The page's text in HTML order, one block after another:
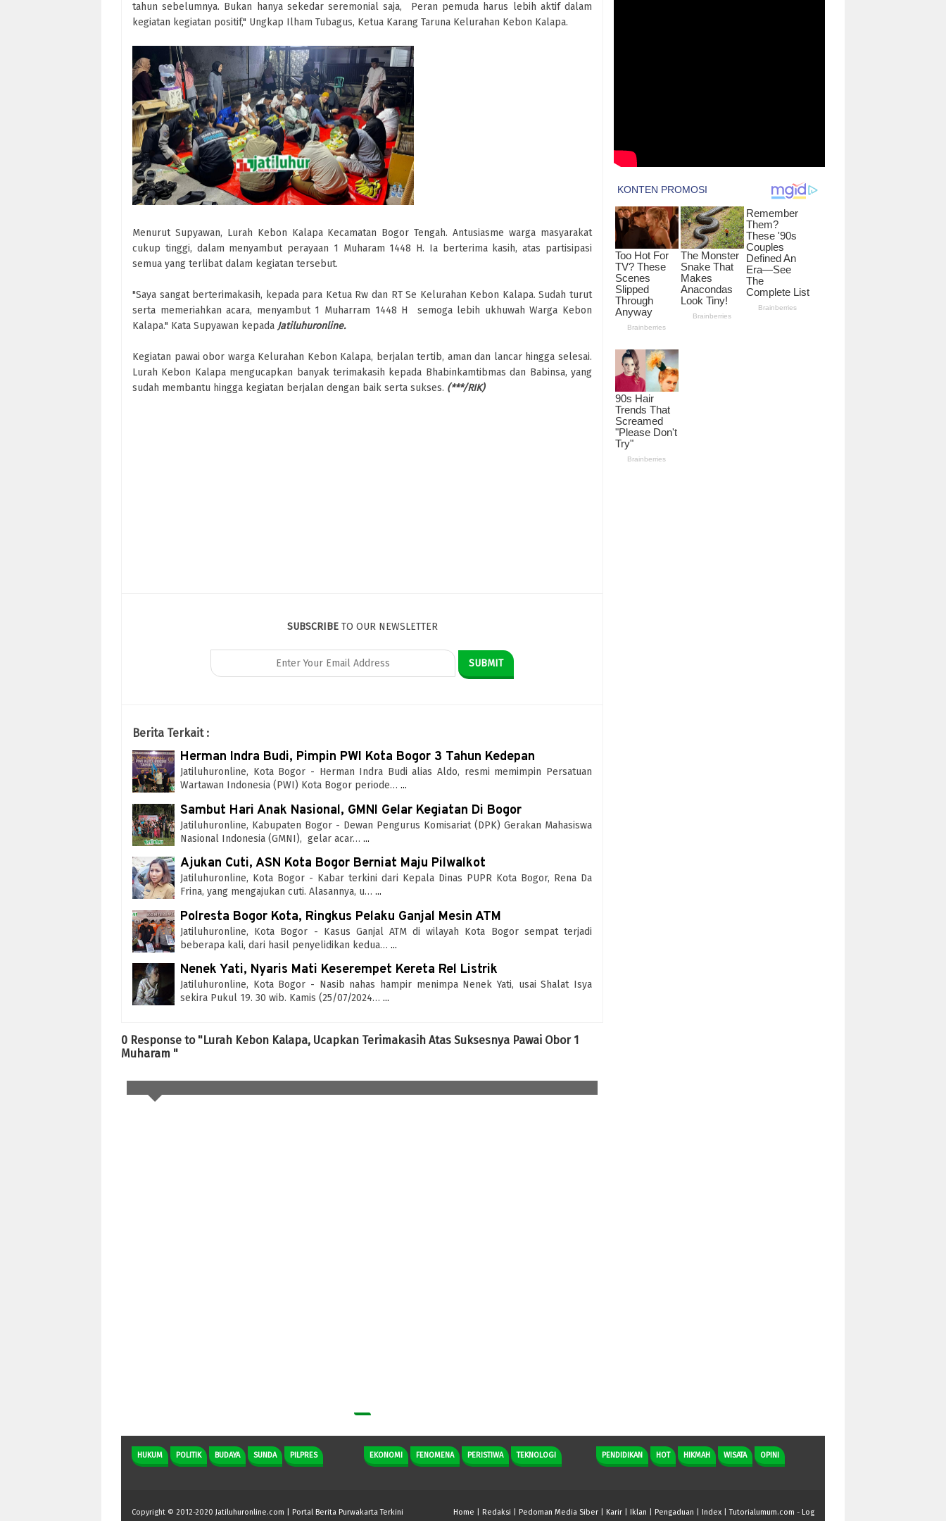
tahun sebelumnya. Bukan hanya sekedar seremonial saja, Peran pemuda harus lebih aktif dalam
kegiatan kegiatan positif," Ungkap Ilham Tubagus, Ketua Karang Taruna Kelurahan Kebon Kalapa.
Menurut Supyawan, Lurah Kebon Kalapa Kecamatan Bogor Tengah. Antusiasme warga masyarakat
cukup tinggi, dalam menyambut perayaan 1 Muharam 1448 H. Ia berterima kasih, atas partisipasi
semua yang terlibat dalam kegiatan tersebut.
"Saya sangat berterimakasih, kepada para Ketua Rw dan RT Se Kelurahan Kebon Kalapa. Sudah turut
serta memeriahkan acara, menyambut 1 Muharram 1448 H semoga lebih ukhuwah Warga Kebon
Kalapa." Kata Supyawan kepada Jatiluhuronline.
Kegiatan pawai obor warga Kelurahan Kebon Kalapa, berjalan tertib, aman dan lancar hingga selesai.
Lurah Kebon Kalapa mengucapkan banyak terimakasih kepada Bhabinkamtibmas dan Babinsa, yang
sudah membantu hingga kegiatan berjalan dengan baik serta sukses. (***/RIK)
SUBSCRIBETO OUR NEWSLETTER
Berita Terkait :
Herman Indra Budi, Pimpin PWI Kota Bogor 3 Tahun Kedepan
Jatiluhuronline, Kota Bogor - Herman Indra Budi alias Aldo, resmi memimpin Persatuan
Wartawan Indonesia (PWI) Kota Bogor periode… ...
Sambut Hari Anak Nasional, GMNI Gelar Kegiatan Di Bogor
Jatiluhuronline, Kabupaten Bogor - Dewan Pengurus Komisariat (DPK) Gerakan Mahasiswa
Nasional Indonesia (GMNI), gelar acar… ...
Ajukan Cuti, ASN Kota Bogor Berniat Maju Pilwalkot
Jatiluhuronline, Kota Bogor - Kabar terkini dari Kepala Dinas PUPR Kota Bogor, Rena Da
Frina, yang mengajukan cuti. Alasannya, u… ...
Polresta Bogor Kota, Ringkus Pelaku Ganjal Mesin ATM
Jatiluhuronline, Kota Bogor - Kasus Ganjal ATM di wilayah Kota Bogor sempat terjadi
beberapa kali, dari hasil penyelidikan kedua… ...
Nenek Yati, Nyaris Mati Keserempet Kereta Rel Listrik
Jatiluhuronline, Kota Bogor - Nasib nahas hampir menimpa Nenek Yati, usai Shalat Isya
sekira Pukul 19. 30 wib. Kamis (25/07/2024… ...
0 Response to "Lurah Kebon Kalapa, Ucapkan Terimakasih Atas Suksesnya Pawai Obor 1
Muharam "
HUKUM POLITIK BUDAYA SUNDA PILPRES EKONOMI FENOMENA PERISTIWA TEKNOLOGI PENDIDIKAN HOT HIKMAH WISATA OPINI
Copyright © 2012-2020 Jatiluhuronline.com | Portal Berita Purwakarta Terkini Home Redaksi Pedoman Media Siber Karir Iklan Pengaduan Index |Tutorialumum.com - Log